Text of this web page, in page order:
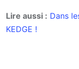
Lire aussi : Dans
KEDGE !